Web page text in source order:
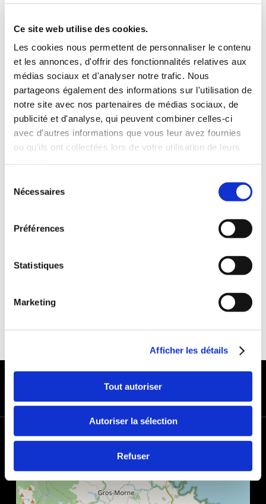
Ce site web utilise des cookies.
Les cookies nous permettent de personnaliser le contenu
et les annonces, d'offrir des fonctionnalités relatives aux
médias sociaux et d'analyser notre trafic. Nous
partageons également des informations sur l'utilisation de
notre site avec nos partenaires de médias sociaux, de
publicité et d'analyse, qui peuvent combiner celles-ci
avec d'autres informations que vous leur avez fournies
ou qu'ils ont collectées lors de votre utilisation de leurs
Nécessaires
Préférences
Statistiques
Marketing
Afficher les détails
Tout autoriser
Autoriser la sélection
Refuser
INCLUS À LA LOCATION
Killométrage illimité
Assurance tous risques (hors franchise)
Carburant : plein à rendre plein
CONDITIONS DE LOCATION
Age minimum :20 ans
ASSURANCE
Franchise :1500 €
MODES DE PAIEMENT
+